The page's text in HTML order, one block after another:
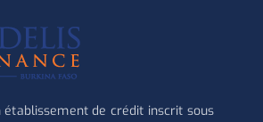
établissement de crédit inscrit sous